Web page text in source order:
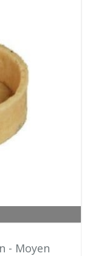
- Moyen